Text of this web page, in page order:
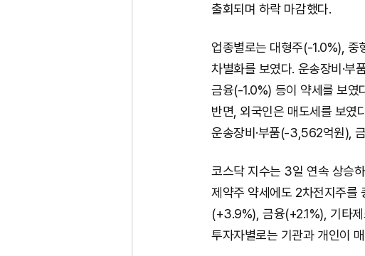
출회되며 하락 마감했다.
업종별로는 대형주(-1.0%),
차별화를 보였다. 운송장비·부
금융(-1.0%) 등이 약세를 보였
반면, 외국인은 매도세를 보였
운송장비·부품(-3,562억원),
코스닥 지수는 3일 연속 상승
제약주 약세에도 2차전지주를
(+3.9%), 금융(+2.1%), 기타제
투자자별로는 기관과 개인이